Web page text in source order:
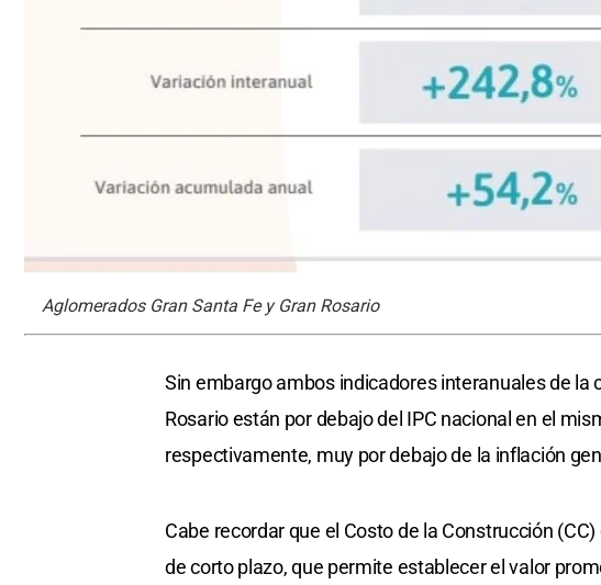
Aglomerados Gran Santa Fe y Gran Rosario
Sin embargo ambos indicadores interanuales de la
Rosario están por debajo del IPC nacional en el
respectivamente, muy por debajo de la inflación
Cabe recordar que el Costo de la Construcción
de corto plazo, que permite establecer el valor